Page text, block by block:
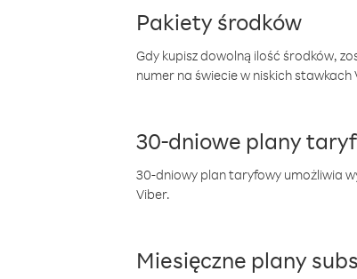
Pakiety środków
Gdy kupisz dowolną ilość środków,
numer na świecie w niskich stawkach
30-dniowe plany
30-dniowy plan taryfowy umożliwia
Viber.
Miesięczne plany